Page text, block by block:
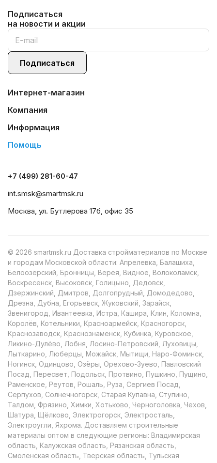
Подписаться
на новости и акции
Подписаться
Интернет-магазин
Компания
Информация
Помощь
+7 (499) 281-60-47
int.smsk@smartmsk.ru
Москва, ул. Бутлерова 17б, офис 35
© 2026 smartmsk.ru Доставка стройматериалов по Москве
и городам Московской области: Апрелевка, Балашиха,
Белоозёрский, Бронницы, Верея, Видное, Волоколамск,
Воскресенск, Высоковск, Голицыно, Дедовск,
Дзержинский, Дмитров, Долгопрудный, Домодедово,
Дрезна, Дубна, Егорьевск, Жуковский, Зарайск,
Звенигород, Ивантеевка, Истра, Кашира, Клин, Коломна,
Королёв, Котельники, Красноармейск, Красногорск,
Краснозаводск, Краснознаменск, Кубинка, Куровское,
Ликино-Дулёво, Лобня, Лосино-Петровский, Луховицы,
Лыткарино, Люберцы, Можайск, Мытищи, Наро-Фоминск,
Ногинск, Одинцово, Озёры, Орехово-Зуево, Павловский
Посад, Пересвет, Подольск, Протвино, Пушкино, Пущино,
Раменское, Реутов, Рошаль, Руза, Сергиев Посад,
Серпухов, Солнечногорск, Старая Купавна, Ступино,
Талдом, Фрязино, Химки, Хотьково, Черноголовка, Чехов,
Шатура, Щёлково, Электрогорск, Электросталь,
Электроугли, Яхрома. Доставляем строительные
материалы оптом в следующие регионы: Владимирская
область, Калужская область, Рязанская область,
Смоленская область, Тверская область, Тульская